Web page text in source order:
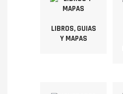
LIBROS, GUIAS
Y MAPAS